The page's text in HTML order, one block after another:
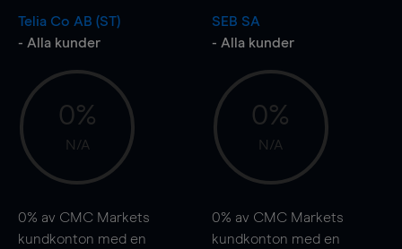
Telia Co AB (ST)
- Alla kunder
0%
N/A
0% av CMC Markets
kundkonton med en
SEB SA
- Alla kunder
0%
N/A
0% av CMC Markets
kundkonton med en